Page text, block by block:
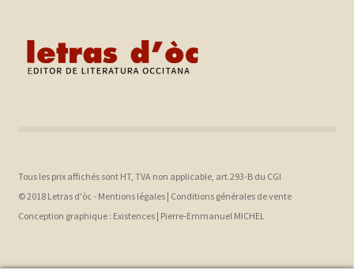
Tous les prix affichés sont HT, TVA non applicable, art.293-B du CGI
© 2018 Letras d'òc - Mentions légales| Conditions générales de vente
Conception graphique : Existences | Pierre-Emmanuel MICHEL